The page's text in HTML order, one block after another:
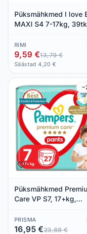
Püksmähkmed I love
MAXI S4 7-17kg, 39tk
RIMI
9,59 €13,79 €
Säästad 4,20 €
Püksmähkmed
Care VP S7, 17+kg,
PRISMA
16,95 €23,88 €